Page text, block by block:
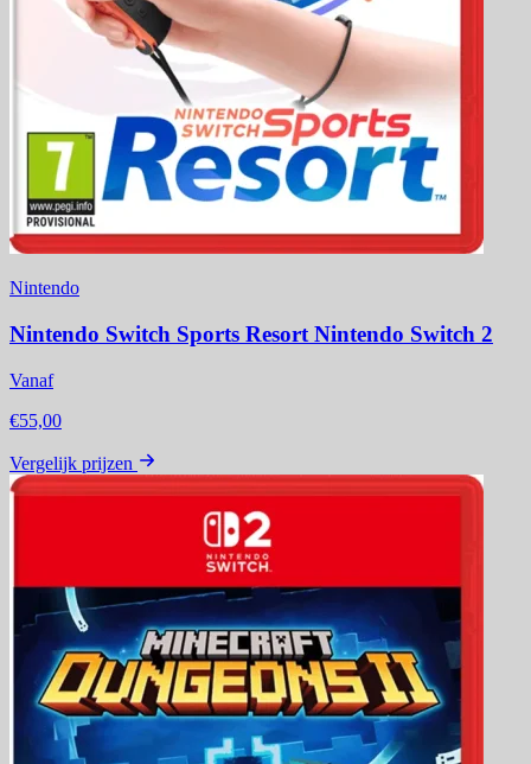
Nintendo
Nintendo Switch Sports Resort Nintendo Switch 2
Vanaf
€55,00
Vergelijk prijzen